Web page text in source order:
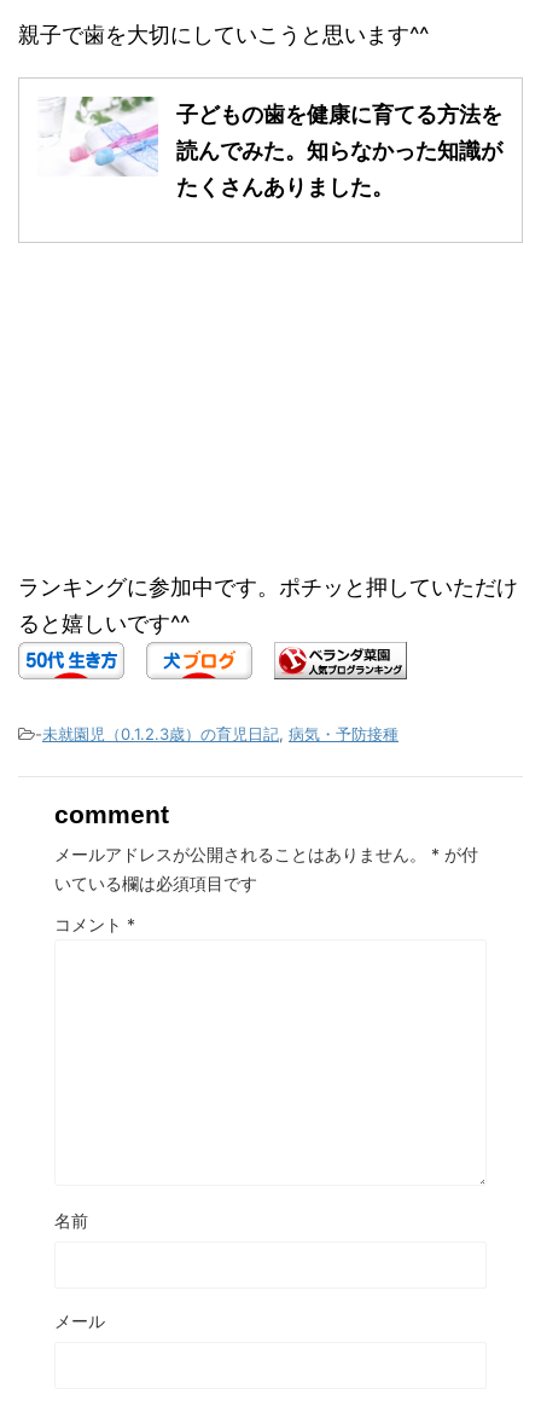
親子で歯を大切にしていこうと思います^^
子どもの歯を健康に育てる方法を
読んでみた。知らなかった知識が
たくさんありました。
ランキングに参加中です。ポチッと押していただけ
ると嬉しいです^^
-未就園児（0.1.2.3歳）の育児日記, 病気・予防接種
comment
メールアドレスが公開されることはありません。 * が付
いている欄は必須項目です
コメント *
名前
メール